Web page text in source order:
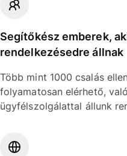
Segítőkész emberek,
rendelkezésedre állnak
Több mint 1000 csalás
folyamatosan elérhető,
ügyfélszolgálattal állunk